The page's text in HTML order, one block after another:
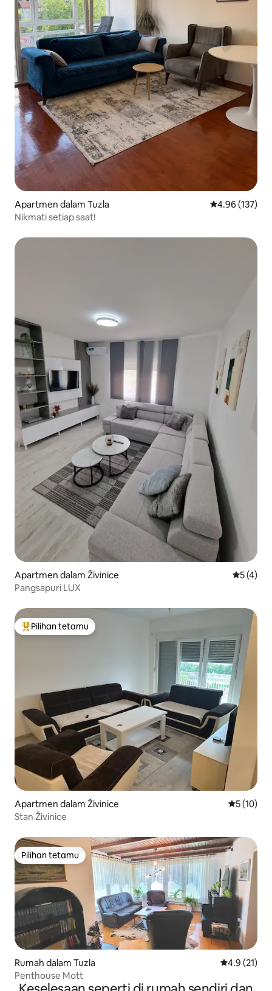
Apartmen dalam Tuzla Penarafan
4.96 (137)
Nikmati setiap saat!
Apartmen dalam Živinice
5 (4)
Pangsapuri LUX
Pilihan utama tetamu
Pilihan tetamu
Apartmen dalam Živinice
5 (10)
Stan Živinice
Pilihan tetamu
Pilihan tetamu
Rumah dalam Tuzla Penarafan
4.9 (21)
Penthouse Mott